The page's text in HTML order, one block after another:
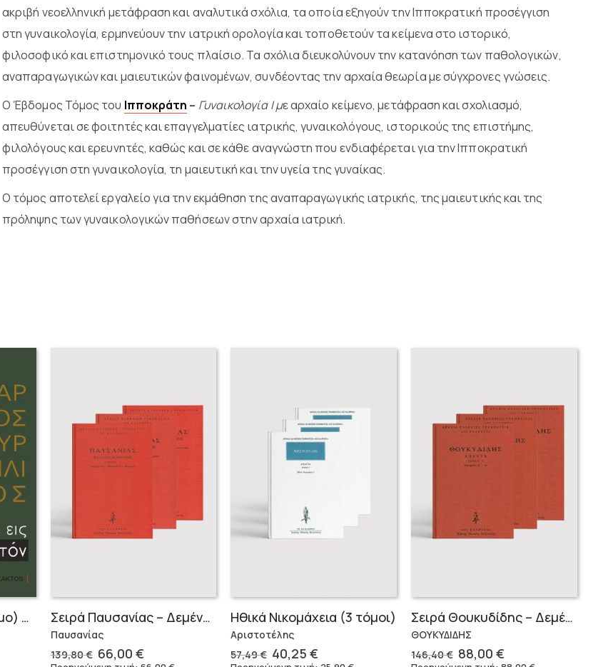
ακριβή νεοελληνική μετάφραση και αναλυτικά σχόλια, τα οποία εξηγούν την Ιπποκρατική προσέγγιση
στη γυναικολογία, ερμηνεύουν την ιατρική ορολογία και τοποθετούν τα κείμενα στο ιστορικό,
φιλοσοφικό και επιστημονικό τους πλαίσιο. Τα σχόλια διευκολύνουν την κατανόηση των παθολογικών,
αναπαραγωγικών και μαιευτικών φαινομένων, συνδέοντας την αρχαία θεωρία με σύγχρονες γνώσεις.
Ο Έβδομος Τόμος του Ιπποκράτη – Γυναικολογία Ιμε αρχαίο κείμενο, μετάφραση και σχολιασμό,
απευθύνεται σε φοιτητές και επαγγελματίες ιατρικής, γυναικολόγους, ιστορικούς της επιστήμης,
φιλολόγους και ερευνητές, καθώς και σε κάθε αναγνώστη που ενδιαφέρεται για την Ιπποκρατική
προσέγγιση στη γυναικολογία, τη μαιευτική και την υγεία της γυναίκας.
Ο τόμος αποτελεί εργαλείο για την εκμάθηση της αναπαραγωγικής ιατρικής, της μαιευτικής και της
πρόληψης των γυναικολογικών παθήσεων στην αρχαία ιατρική.
Τα Εις εαυτόν (Επίτομο) – Μάρκος Αυρήλιος Σειρά Παυσανίας – Δεμένο (3 τόμοι)
Παυσανίας
139,80€ Original
66,00 €Η
Ηθικά Νικομάχεια (3 τόμοι)
Αριστοτέλης
57,49€ Original
40,25€
Σειρά Θουκυδίδης – Δεμένο (4 τόμοι)
ΘΟΥΚΥΔΙΔΗΣ
146,40€ Original
88,00€